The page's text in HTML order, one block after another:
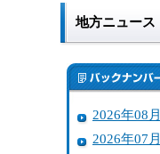
地方ニュース
2026年08月
2026年07月